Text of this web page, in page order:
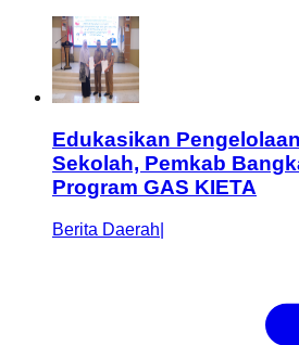
Edukasikan
Sekolah, Pemkab
Program GAS KIETA
Berita Daerah